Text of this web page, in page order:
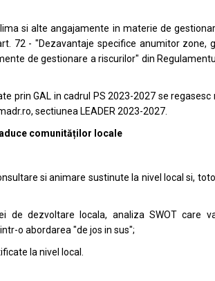
si alte angajamente in materie de
72 - "Dezavantaje specifice anumitor zone,
de gestionare a riscurilor" din
prin GAL in cadrul PS 2023-2027 se
sectiunea LEADER 2023-2027.
comunităților locale
si animare sustinute la nivel local si,
de dezvoltare locala, analiza SWOT care
o abordarea "de jos in sus";
la nivel local.